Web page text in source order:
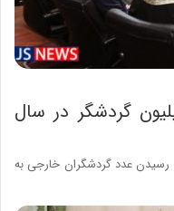
برای جذب ۱۵میلیون گردشگر در سال
عدد گردشگران خارجی به